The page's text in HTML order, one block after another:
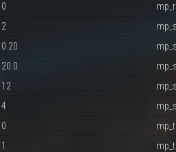
0
2
0.20
20.0
12
4
0
1